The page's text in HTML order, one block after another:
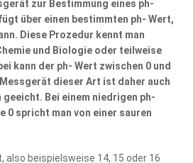
zur Bestimmung eines ph-
über einen bestimmten ph- Wert,
Diese Prozedur kennt man
und Biologie oder teilweise
kann der ph- Wert zwischen 0 und
dieser Art ist daher auch
Bei einem niedrigen ph-
0 spricht man von einer sauren
also beispielsweise 14, 15 oder 16